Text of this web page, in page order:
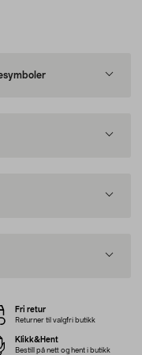
Fri retur
Returner til valgfri butikk
Klikk&Hent
Bestill på nett og hent i butikk